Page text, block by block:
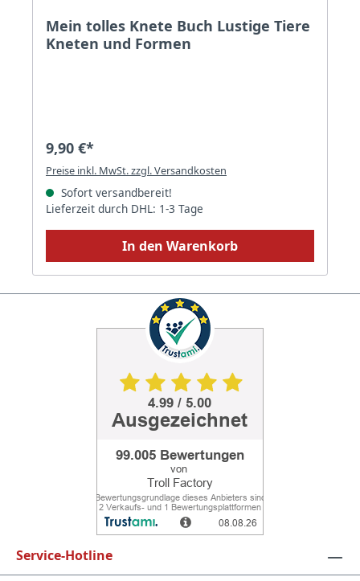
Mein tolles Knete Buch Lustige Tiere
Kneten und Formen
9,90 €*
Preise inkl. MwSt. zzgl. Versandkosten
Sofort versandbereit!
Lieferzeit durch DHL: 1-3 Tage
In den Warenkorb
Service-Hotline